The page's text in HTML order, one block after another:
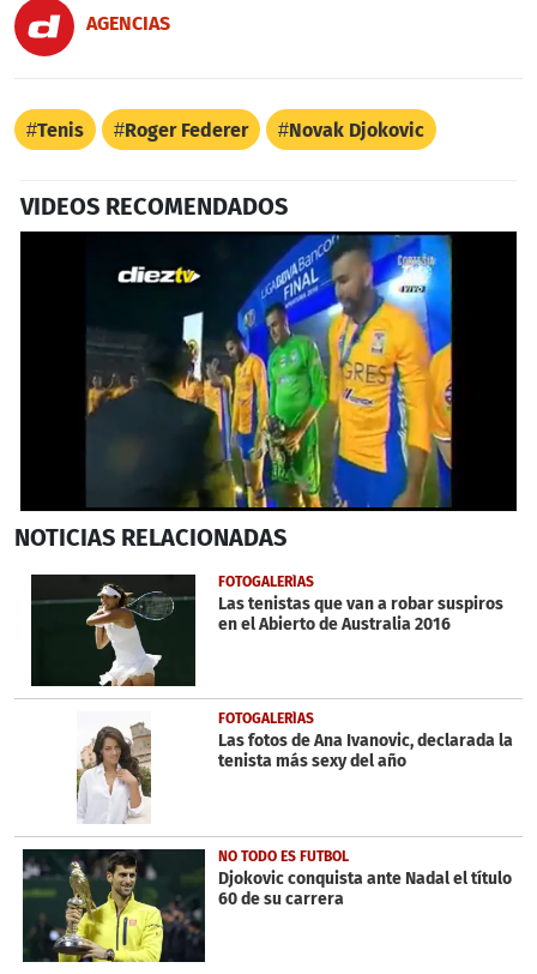
AGENCIAS
Tenis Roger Federer Novak Djokovic
VIDEOS RECOMENDADOS
seconds
minute,
NOTICIAS RELACIONADAS
FOTOGALERÍAS
Las tenistas que van a robar suspiros
en el Abierto de Australia 2016
FOTOGALERÍAS
Las fotos de Ana Ivanovic, declarada la
tenista más sexy del año
NO TODO ES FUTBOL
Djokovic conquista ante Nadal el título
60 de su carrera